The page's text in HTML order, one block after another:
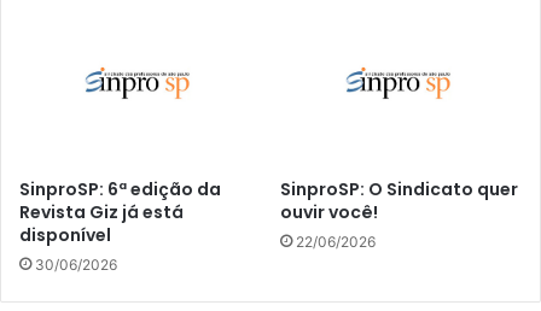
SinproSP: 6ª edição da
Revista Giz já está
disponível
30/06/2026
SinproSP: O Sindicato quer
ouvir você!
22/06/2026